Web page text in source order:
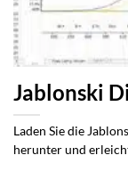
Jablonski
Laden Sie die
herunter und